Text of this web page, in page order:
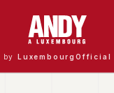
by LuxembourgOfficial